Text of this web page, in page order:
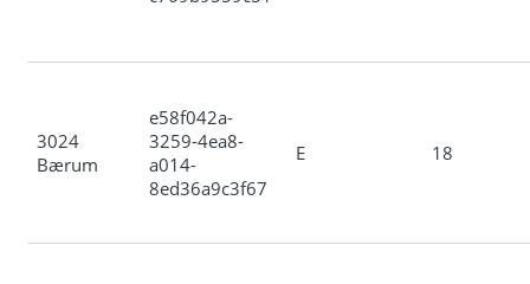
3024
Bærum
e58f042a-
3259-4ea8-
a014-
8ed36a9c3f67
E 18